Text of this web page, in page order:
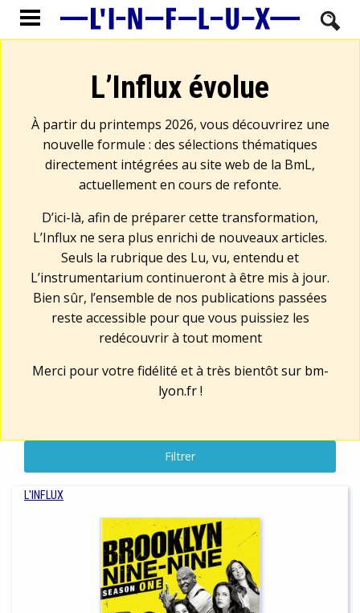
L’Influx évolue
À partir du printemps 2026, vous découvrirez une
nouvelle formule : des sélections thématiques
directement intégrées au site web de la BmL,
actuellement en cours de refonte.
D’ici-là, afin de préparer cette transformation,
L’Influx ne sera plus enrichi de nouveaux articles.
Seuls la rubrique des Lu, vu, entendu et
L’instrumentarium continueront à être mis à jour.
Bien sûr, l’ensemble de nos publications passées
reste accessible pour que vous puissiez les
redécouvrir à tout moment
Merci pour votre fidélité et à très bientôt sur bm-
lyon.fr!
Filtrer
L'INFLUX